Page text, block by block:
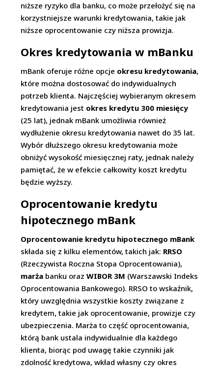
niższe ryzyko dla banku, co może przełożyć się na
korzystniejsze warunki kredytowania, takie jak
niższe oprocentowanie czy niższa prowizja.
Okres kredytowania w mBanku
mBank oferuje różne opcje okresu kredytowania,
które można dostosować do indywidualnych
potrzeb klienta. Najczęściej wybieranym okresem
kredytowania jest okres kredytu 300 miesięcy
(25 lat), jednak mBank umożliwia również
wydłużenie okresu kredytowania nawet do 35 lat.
Wybór dłuższego okresu kredytowania może
obniżyć wysokość miesięcznej raty, jednak należy
pamiętać, że w efekcie całkowity koszt kredytu
będzie wyższy.
Oprocentowanie kredytu
hipotecznego mBank
Oprocentowanie kredytu hipotecznego mBank
składa się z kilku elementów, takich jak: RRSO
(Rzeczywista Roczna Stopa Oprocentowania),
marża banku orazWIBOR 3M (Warszawski Indeks
Oprocentowania Bankowego). RRSO to wskaźnik,
który uwzględnia wszystkie koszty związane z
kredytem, takie jak oprocentowanie, prowizje czy
ubezpieczenia. Marża to część oprocentowania,
którą bank ustala indywidualnie dla każdego
klienta, biorąc pod uwagę takie czynniki jak
zdolność kredytowa, wkład własny czy okres